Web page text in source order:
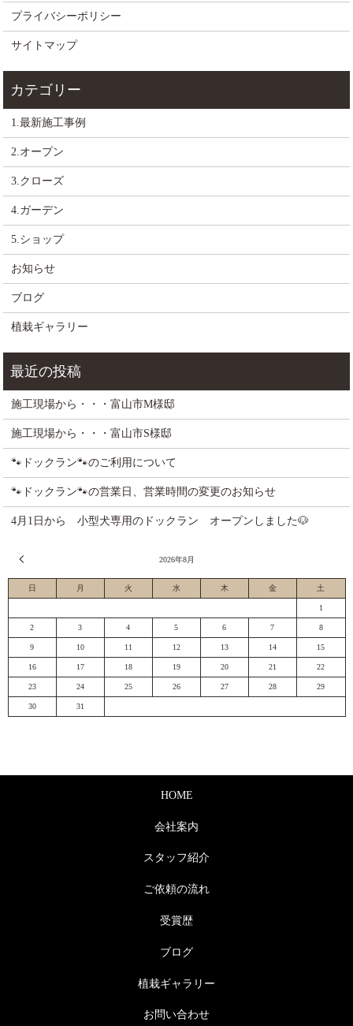
プライバシーポリシー
サイトマップ
1.最新施工事例
2.オープン
3.クローズ
4.ガーデン
5.ショップ
お知らせ
ブログ
植栽ギャラリー
施工現場から・・・富山市M様邸
施工現場から・・・富山市S様邸
🐾ドックラン🐾のご利用について
🐾ドックラン🐾の営業日、営業時間の変更のお知らせ
4月1日から 小型犬専用のドックラン オープンしました🐶
2026年8月
日 月 火 水 木 金 土
1
2 3 4 5 6 7 8
9 10 11 12 13 14 15
16 17 18 19 20 21 22
23 24 25 26 27 28 29
30 31
HOME
会社案内
スタッフ紹介
ご依頼の流れ
受賞歴
ブログ
植栽ギャラリー
お問い合わせ